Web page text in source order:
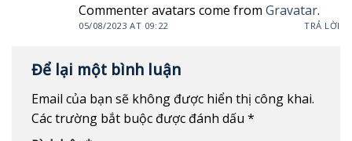
Commenter avatars come from Gravatar.
05/08/2023 AT 09:22 TRẢ LỜI
Để lại một bình luận
Email của bạn sẽ không được hiển thị công khai.
Các trường bắt buộc được đánh dấu *